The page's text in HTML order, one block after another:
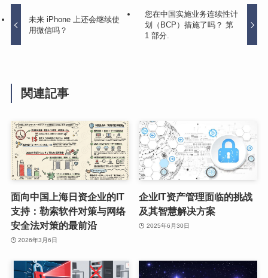
未来 iPhone 上还会继续使
用微信吗？
您在中国实施业务连续性计
划（BCP）措施了吗？ 第
1 部分.
関連記事
面向中国上海日资企业的IT
支持：勒索软件对策与网络
安全法对策的最前沿
2026年3月6日
企业IT资产管理面临的挑战
及其智慧解决方案
2025年6月30日